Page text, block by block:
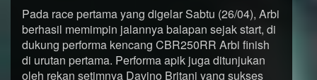
Pada race pertama yang digelar Sabtu (26/04), Arbi
berhasil memimpin jalannya balapan sejak start, di
dukung performa kencang CBR250RR Arbi finish
di urutan pertama. Performa apik juga ditunjukan
oleh rekan setimnya Davino Britani yang sukses